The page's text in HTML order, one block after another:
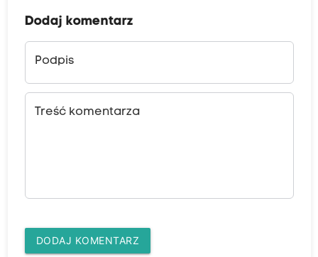
Dodaj komentarz
Podpis
Treść komentarza
DODAJ KOMENTARZ